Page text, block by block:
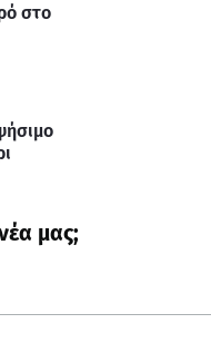
στο
μας;